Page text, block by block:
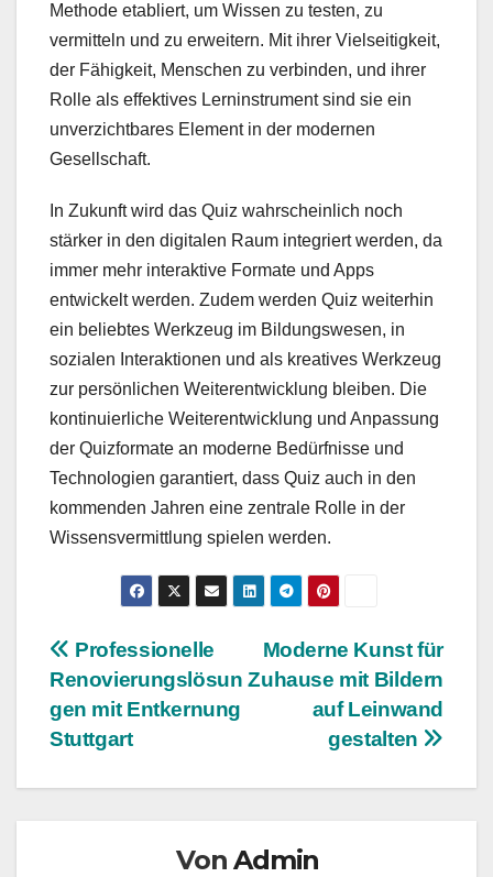
Methode etabliert, um Wissen zu testen, zu
vermitteln und zu erweitern. Mit ihrer Vielseitigkeit,
der Fähigkeit, Menschen zu verbinden, und ihrer
Rolle als effektives Lerninstrument sind sie ein
unverzichtbares Element in der modernen
Gesellschaft.
In Zukunft wird das Quiz wahrscheinlich noch
stärker in den digitalen Raum integriert werden, da
immer mehr interaktive Formate und Apps
entwickelt werden. Zudem werden Quiz weiterhin
ein beliebtes Werkzeug im Bildungswesen, in
sozialen Interaktionen und als kreatives Werkzeug
zur persönlichen Weiterentwicklung bleiben. Die
kontinuierliche Weiterentwicklung und Anpassung
der Quizformate an moderne Bedürfnisse und
Technologien garantiert, dass Quiz auch in den
kommenden Jahren eine zentrale Rolle in der
Wissensvermittlung spielen werden.
Beitragsnavigation
Moderne Kunst für
Zuhause mit Bildern
auf Leinwand
gestalten
Professionelle
Renovierungslösun
gen mit Entkernung
Stuttgart
VonAdmin